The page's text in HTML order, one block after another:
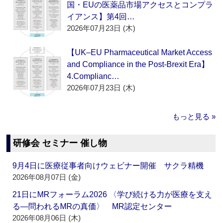
国・EUの医薬品市場アクセスとコンプラ
イアンス】第4回…
2026年07月23日 (木)
【UK–EU Pharmaceutical Market Access
and Compliance in the Post-Brexit Era】
4.Complianc…
2026年07月23日 (木)
もっと見る »
研修会 セミナー 催し物
9月4日に医療従事者向けウェビナー開催 サクラ精機
2026年08月07日 (金)
21日にMRフォーラム2026 〈学び続ける力が医療を支え
る―問われるMRの真価〉 MR認定センター
2026年08月06日 (木)